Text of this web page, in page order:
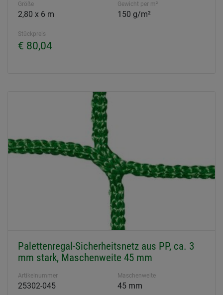
Größe
2,80 x 6 m
Gewicht per m²
150 g/m²
Stückpreis
€ 80,04
Palettenregal-Sicherheitsnetz aus PP, ca. 3
mm stark, Maschenweite 45 mm
Artikelnummer
25302-045
Maschenweite
45 mm